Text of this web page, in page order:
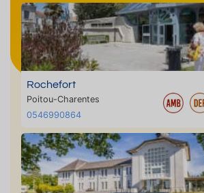
Rochefort
Poitou-Charentes
0546990864